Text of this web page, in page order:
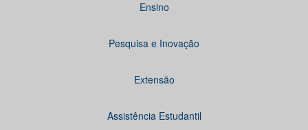
Ensino
Pesquisa e Inovação
Extensão
Assistência Estudantil